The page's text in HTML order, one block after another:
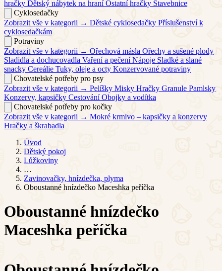
hračky Dětský nábytek na hraní Ostatní hračky Stavebnice
Cyklosedačky
Zobrazit vše v kategorii → Dětské cyklosedačky Příslušenství k
cyklosedačkám
Potraviny
Zobrazit vše v kategorii → Ořechová másla Ořechy a sušené plody
Sladidla a dochucovadla Vaření a pečení Nápoje Sladké a slané
snacky Cereálie Tuky, oleje a octy Konzervované potraviny
Chovatelské potřeby pro psy
Zobrazit vše v kategorii → Pelíšky Misky Hračky Granule Pamlsky
Konzervy, kapsičky Cestování Obojky a vodítka
Chovatelské potřeby pro kočky
Zobrazit vše v kategorii → Mokré krmivo – kapsičky a konzervy
Hračky a škrabadla
Úvod
Dětský pokoj
Lůžkoviny
…
Zavinovačky, hnízdečka, plyma
Oboustanné hnízdečko Maceshka peříčka
Oboustanné hnízdečko
Maceshka peříčka